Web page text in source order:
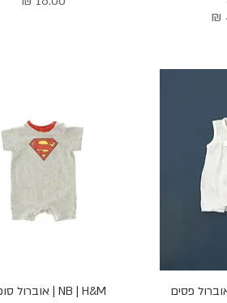
תצוגה מהירהNB | H&M | אוברול סופרמן